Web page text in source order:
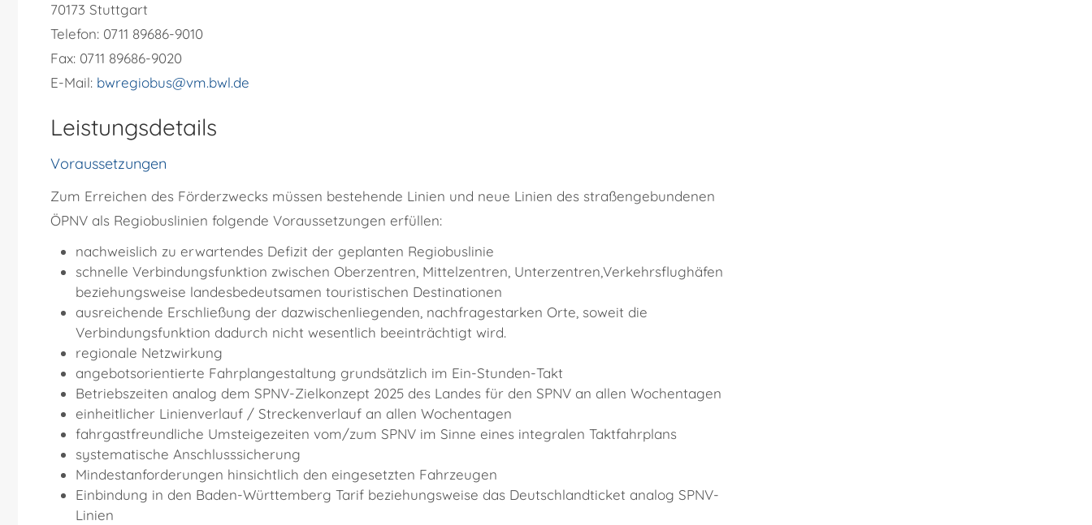
70173 Stuttgart
Telefon: 0711 89686-9010
Fax: 0711 89686-9020
E-Mail: bwregiobus@vm.bwl.de
Leistungsdetails
Voraussetzungen
Zum Erreichen des Förderzwecks müssen bestehende Linien und neue Linien des straßengebundenen
ÖPNV als Regiobuslinien folgende Voraussetzungen erfüllen:
nachweislich zu erwartendes Defizit der geplanten Regiobuslinie
schnelle Verbindungsfunktion zwischen Oberzentren, Mittelzentren, Unterzentren,Verkehrsflughäfen
beziehungsweise landesbedeutsamen touristischen Destinationen
ausreichende Erschließung der dazwischenliegenden, nachfragestarken Orte, soweit die
Verbindungsfunktion dadurch nicht wesentlich beeinträchtigt wird.
regionale Netzwirkung
angebotsorientierte Fahrplangestaltung grundsätzlich im Ein-Stunden-Takt
Betriebszeiten analog dem SPNV-Zielkonzept 2025 des Landes für den SPNV an allen Wochentagen
einheitlicher Linienverlauf / Streckenverlauf an allen Wochentagen
fahrgastfreundliche Umsteigezeiten vom/zum SPNV im Sinne eines integralen Taktfahrplans
systematische Anschlusssicherung
Mindestanforderungen hinsichtlich den eingesetzten Fahrzeugen
Einbindung in den Baden-Württemberg Tarif beziehungsweise das Deutschlandticket analog SPNV-
Linien